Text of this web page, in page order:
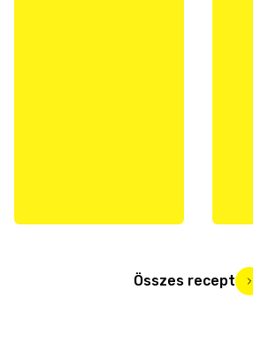
Összes recept